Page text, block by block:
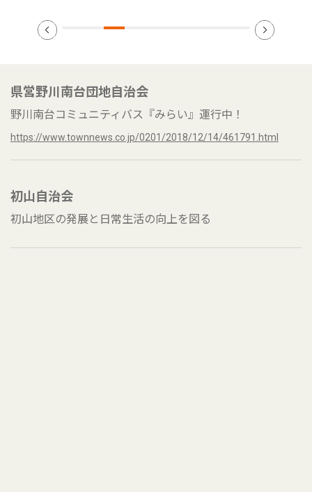
県営野川南台団地自治会
野川南台コミュニティバス『みらい』運行中！
https://www.townnews.co.jp/0201/2018/12/14/461791.html
初山自治会
初山地区の発展と日常生活の向上を図る